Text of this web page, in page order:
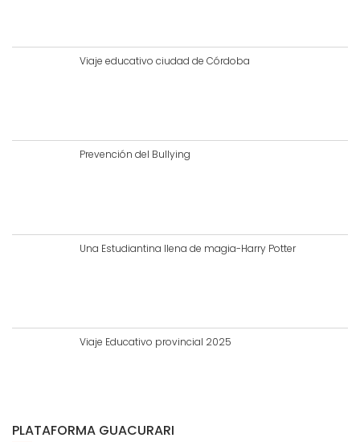
Viaje educativo ciudad de Córdoba
Prevención del Bullying
Una Estudiantina llena de magia-Harry Potter
Viaje Educativo provincial 2025
PLATAFORMA GUACURARI